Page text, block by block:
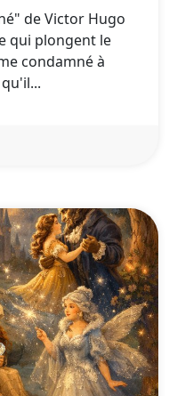
de Victor Hugo
qui plongent le
condamné à